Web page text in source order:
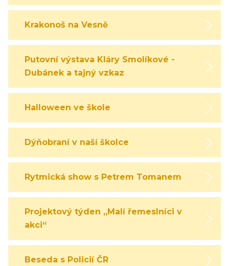
Krakonoš na Vesně
Putovní výstava Kláry Smolíkové -
Dubánek a tajný vzkaz
Halloween ve škole
Dýňobraní v naší školce
Rytmická show s Petrem Tomanem
Projektový týden „Malí řemeslníci v
akci“
Beseda s Policií ČR